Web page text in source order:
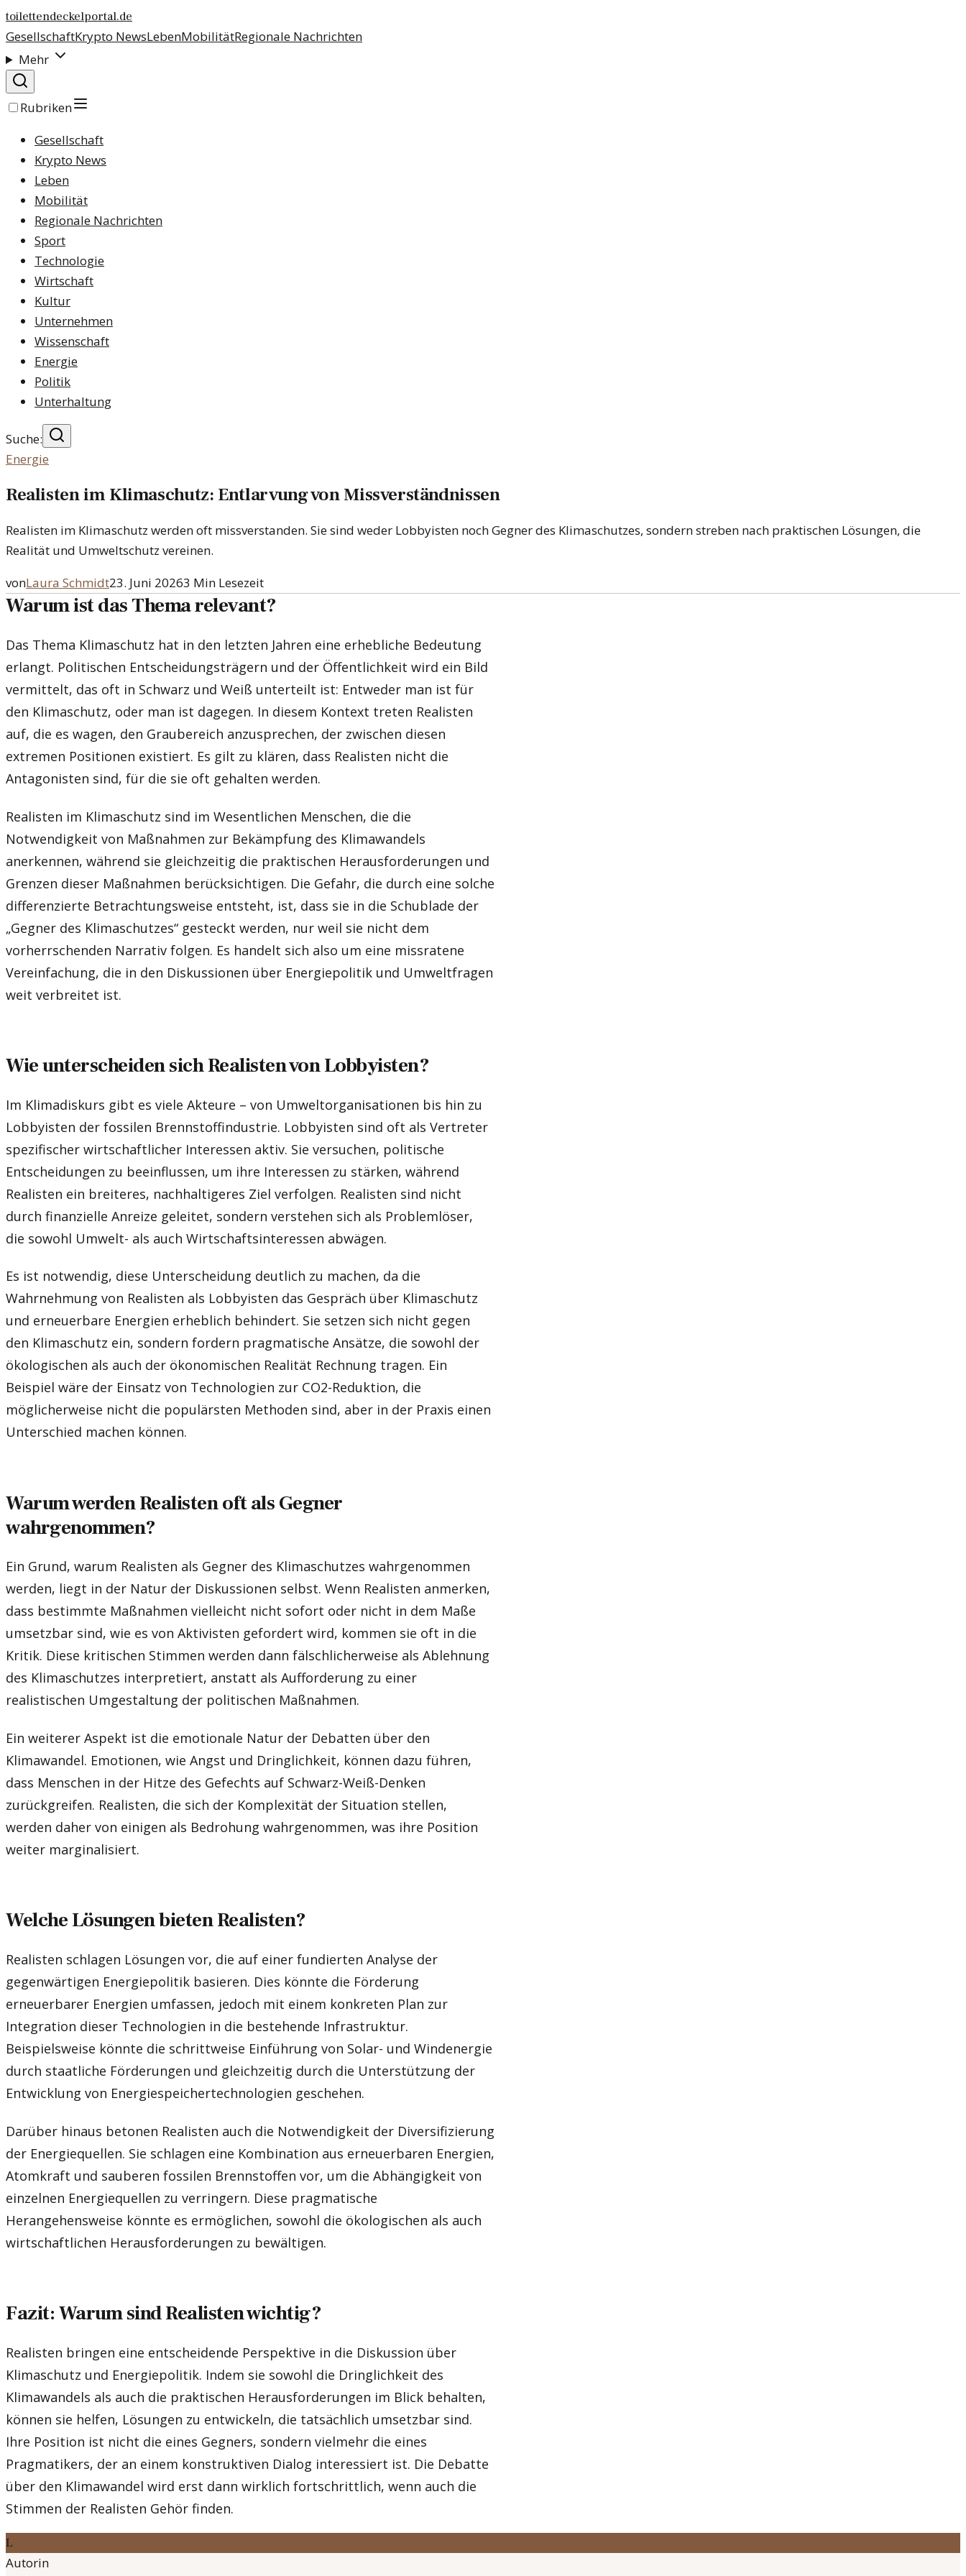
toilettendeckelportal.de
GesellschaftKrypto NewsLebenMobilitätRegionale Nachrichten
Mehr
Rubriken
Gesellschaft
Krypto News
Leben
Mobilität
Regionale Nachrichten
Sport
Technologie
Wirtschaft
Kultur
Unternehmen
Wissenschaft
Energie
Politik
Unterhaltung
Suche:
Energie
Realisten im Klimaschutz: Entlarvung von Missverständnissen
Realisten im Klimaschutz werden oft missverstanden. Sie sind weder Lobbyisten noch Gegner des Klimaschutzes, sondern streben nach praktischen Lösungen, die
Realität und Umweltschutz vereinen.
vonLaura Schmidt23. Juni 20263 Min Lesezeit
Warum ist das Thema relevant?
Das Thema Klimaschutz hat in den letzten Jahren eine erhebliche Bedeutung
erlangt. Politischen Entscheidungsträgern und der Öffentlichkeit wird ein Bild
vermittelt, das oft in Schwarz und Weiß unterteilt ist: Entweder man ist für
den Klimaschutz, oder man ist dagegen. In diesem Kontext treten Realisten
auf, die es wagen, den Graubereich anzusprechen, der zwischen diesen
extremen Positionen existiert. Es gilt zu klären, dass Realisten nicht die
Antagonisten sind, für die sie oft gehalten werden.
Realisten im Klimaschutz sind im Wesentlichen Menschen, die die
Notwendigkeit von Maßnahmen zur Bekämpfung des Klimawandels
anerkennen, während sie gleichzeitig die praktischen Herausforderungen und
Grenzen dieser Maßnahmen berücksichtigen. Die Gefahr, die durch eine solche
differenzierte Betrachtungsweise entsteht, ist, dass sie in die Schublade der
„Gegner des Klimaschutzes“ gesteckt werden, nur weil sie nicht dem
vorherrschenden Narrativ folgen. Es handelt sich also um eine missratene
Vereinfachung, die in den Diskussionen über Energiepolitik und Umweltfragen
weit verbreitet ist.
Wie unterscheiden sich Realisten von Lobbyisten?
Im Klimadiskurs gibt es viele Akteure – von Umweltorganisationen bis hin zu
Lobbyisten der fossilen Brennstoffindustrie. Lobbyisten sind oft als Vertreter
spezifischer wirtschaftlicher Interessen aktiv. Sie versuchen, politische
Entscheidungen zu beeinflussen, um ihre Interessen zu stärken, während
Realisten ein breiteres, nachhaltigeres Ziel verfolgen. Realisten sind nicht
durch finanzielle Anreize geleitet, sondern verstehen sich als Problemlöser,
die sowohl Umwelt- als auch Wirtschaftsinteressen abwägen.
Es ist notwendig, diese Unterscheidung deutlich zu machen, da die
Wahrnehmung von Realisten als Lobbyisten das Gespräch über Klimaschutz
und erneuerbare Energien erheblich behindert. Sie setzen sich nicht gegen
den Klimaschutz ein, sondern fordern pragmatische Ansätze, die sowohl der
ökologischen als auch der ökonomischen Realität Rechnung tragen. Ein
Beispiel wäre der Einsatz von Technologien zur CO2-Reduktion, die
möglicherweise nicht die populärsten Methoden sind, aber in der Praxis einen
Unterschied machen können.
Warum werden Realisten oft als Gegner
wahrgenommen?
Ein Grund, warum Realisten als Gegner des Klimaschutzes wahrgenommen
werden, liegt in der Natur der Diskussionen selbst. Wenn Realisten anmerken,
dass bestimmte Maßnahmen vielleicht nicht sofort oder nicht in dem Maße
umsetzbar sind, wie es von Aktivisten gefordert wird, kommen sie oft in die
Kritik. Diese kritischen Stimmen werden dann fälschlicherweise als Ablehnung
des Klimaschutzes interpretiert, anstatt als Aufforderung zu einer
realistischen Umgestaltung der politischen Maßnahmen.
Ein weiterer Aspekt ist die emotionale Natur der Debatten über den
Klimawandel. Emotionen, wie Angst und Dringlichkeit, können dazu führen,
dass Menschen in der Hitze des Gefechts auf Schwarz-Weiß-Denken
zurückgreifen. Realisten, die sich der Komplexität der Situation stellen,
werden daher von einigen als Bedrohung wahrgenommen, was ihre Position
weiter marginalisiert.
Welche Lösungen bieten Realisten?
Realisten schlagen Lösungen vor, die auf einer fundierten Analyse der
gegenwärtigen Energiepolitik basieren. Dies könnte die Förderung
erneuerbarer Energien umfassen, jedoch mit einem konkreten Plan zur
Integration dieser Technologien in die bestehende Infrastruktur.
Beispielsweise könnte die schrittweise Einführung von Solar- und Windenergie
durch staatliche Förderungen und gleichzeitig durch die Unterstützung der
Entwicklung von Energiespeichertechnologien geschehen.
Darüber hinaus betonen Realisten auch die Notwendigkeit der Diversifizierung
der Energiequellen. Sie schlagen eine Kombination aus erneuerbaren Energien,
Atomkraft und sauberen fossilen Brennstoffen vor, um die Abhängigkeit von
einzelnen Energiequellen zu verringern. Diese pragmatische
Herangehensweise könnte es ermöglichen, sowohl die ökologischen als auch
wirtschaftlichen Herausforderungen zu bewältigen.
Fazit: Warum sind Realisten wichtig?
Realisten bringen eine entscheidende Perspektive in die Diskussion über
Klimaschutz und Energiepolitik. Indem sie sowohl die Dringlichkeit des
Klimawandels als auch die praktischen Herausforderungen im Blick behalten,
können sie helfen, Lösungen zu entwickeln, die tatsächlich umsetzbar sind.
Ihre Position ist nicht die eines Gegners, sondern vielmehr die eines
Pragmatikers, der an einem konstruktiven Dialog interessiert ist. Die Debatte
über den Klimawandel wird erst dann wirklich fortschrittlich, wenn auch die
Stimmen der Realisten Gehör finden.
L
Autorin